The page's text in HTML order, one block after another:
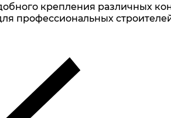
крепления различных
профессиональных